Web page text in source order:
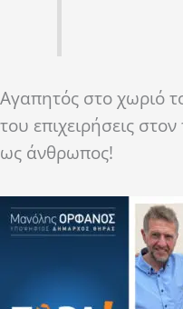
Αγαπητός στο χωριό
του επιχειρήσεις
ως άνθρωπος!